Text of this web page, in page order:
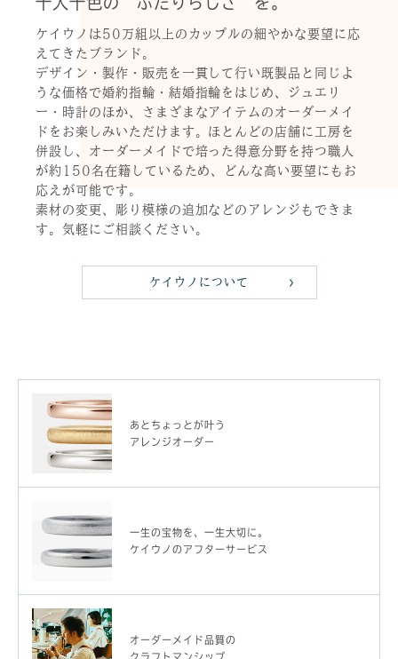
ケイウノは50万組以上のカップルの細やかな要望に応
えてきたブランド。
デザイン・製作・販売を一貫して行い既製品と同じよ
うな価格で婚約指輪・結婚指輪をはじめ、ジュエリ
ー・時計のほか、さまざまなアイテムのオーダーメイ
ドをお楽しみいただけます。ほとんどの店舗に工房を
併設し、オーダーメイドで培った得意分野を持つ職人
が約150名在籍しているため、どんな高い要望にもお
応えが可能です。
素材の変更、彫り模様の追加などのアレンジもできま
す。気軽にご相談ください。
ケイウノについて
あとちょっとが叶う
アレンジオーダー
一生の宝物を、一生大切に。
ケイウノのアフターサービス
オーダーメイド品質の
クラフトマンシップ